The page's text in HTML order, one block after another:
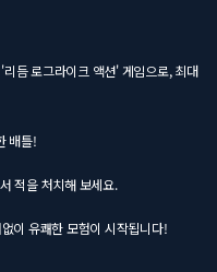
듬 로그라이크 액션' 게임으로, 최대
배틀!
적을 처치해 보세요.
이 유쾌한 모험이 시작됩니다!